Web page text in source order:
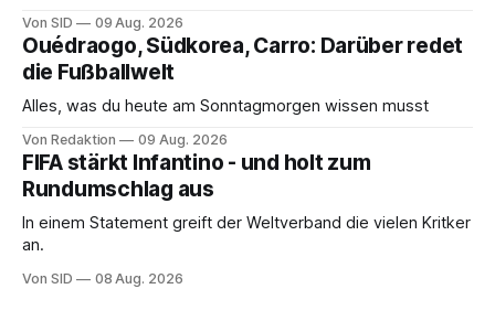
Von SID 09 Aug. 2026
Ouédraogo, Südkorea, Carro: Darüber redet
die Fußballwelt
Alles, was du heute am Sonntagmorgen wissen musst
Von Redaktion 09 Aug. 2026
FIFA stärkt Infantino - und holt zum
Rundumschlag aus
In einem Statement greift der Weltverband die vielen Kritker
an.
Von SID 08 Aug. 2026